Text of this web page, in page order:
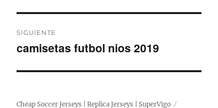
SIGUIENTE
Entrada
camisetas futbol nios 2019
Cheap Soccer Jerseys | Replica Jerseys | SuperVigo